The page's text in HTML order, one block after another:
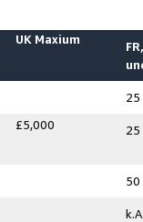
UK Maxium
25
£5,000 25
50